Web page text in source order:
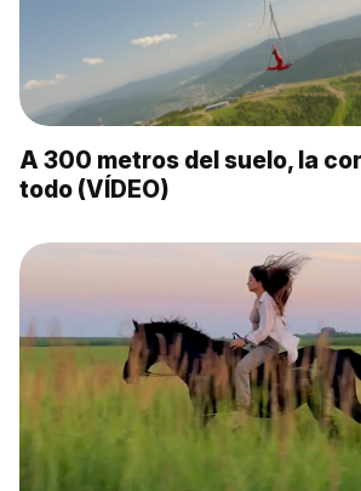
A 300 metros del suelo, la
todo (VÍDEO)